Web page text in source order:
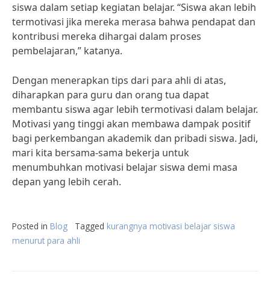
siswa dalam setiap kegiatan belajar. “Siswa akan lebih
termotivasi jika mereka merasa bahwa pendapat dan
kontribusi mereka dihargai dalam proses
pembelajaran,” katanya.
Dengan menerapkan tips dari para ahli di atas,
diharapkan para guru dan orang tua dapat
membantu siswa agar lebih termotivasi dalam belajar.
Motivasi yang tinggi akan membawa dampak positif
bagi perkembangan akademik dan pribadi siswa. Jadi,
mari kita bersama-sama bekerja untuk
menumbuhkan motivasi belajar siswa demi masa
depan yang lebih cerah.
Posted in Blog Tagged kurangnya motivasi belajar siswa
menurut para ahli